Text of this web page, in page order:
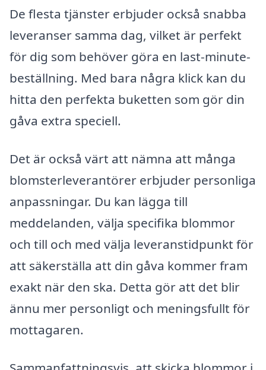
De flesta tjänster erbjuder också snabba
leveranser samma dag, vilket är perfekt
för dig som behöver göra en last-minute-
beställning. Med bara några klick kan du
hitta den perfekta buketten som gör din
gåva extra speciell.
Det är också värt att nämna att många
blomsterleverantörer erbjuder personliga
anpassningar. Du kan lägga till
meddelanden, välja specifika blommor
och till och med välja leveranstidpunkt för
att säkerställa att din gåva kommer fram
exakt när den ska. Detta gör att det blir
ännu mer personligt och meningsfullt för
mottagaren.